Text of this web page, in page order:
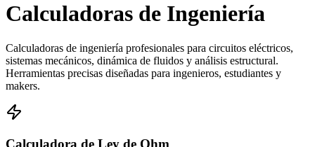
Calculadoras de Ingeniería
Calculadoras de ingeniería profesionales para circuitos eléctricos,
sistemas mecánicos, dinámica de fluidos y análisis estructural.
Herramientas precisas diseñadas para ingenieros, estudiantes y
makers.
Calculadora de Ley de Ohm